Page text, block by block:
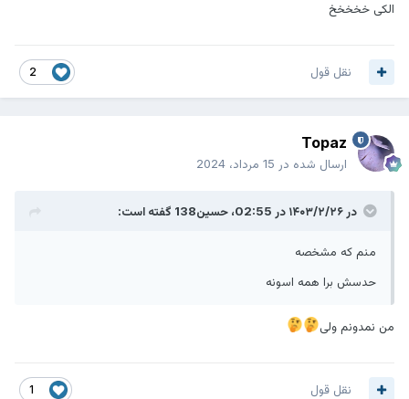
الکی خخخخخ
2 نقل قول
Topaz
ارسال شده در 15 مرداد، 2024
در ۱۴۰۳/۲/۲۶ در 02:55، حسین138 گفته است:
منم که مشخصه
حدسش برا همه اسونه
من نمدونم ولی
نقل قول